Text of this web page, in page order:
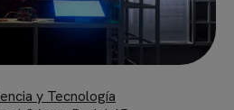
y Tecnología